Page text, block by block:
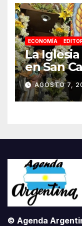
ECONOMÍA
La
en San
AGOSTO 7,
© Agenda